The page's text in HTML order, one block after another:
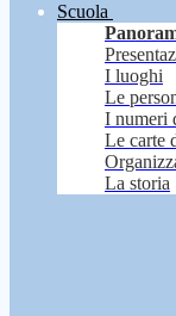
Scuola
I luoghi
Le
I numeri
Le carte
La storia